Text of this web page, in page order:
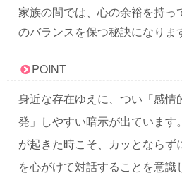
家族の間では、心の余裕を持
のバランスを保つ秘訣になりま
POINT
身近な存在ゆえに、つい「感情
発」しやすい暗示が出ています
が起きた時こそ、カッとならず
を心がけて対話することを意識